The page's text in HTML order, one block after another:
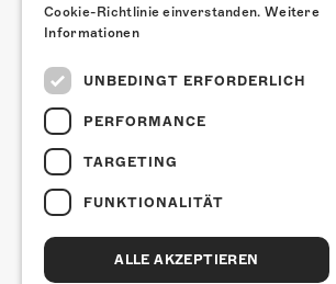
Kulturfabrik Kofmehl
Cookie-Richtlinie einverstanden. Weitere
Informationen
UNBEDINGT ERFORDERLICH
PERFORMANCE
TARGETING
FUNKTIONALITÄT
ALLE AKZEPTIEREN